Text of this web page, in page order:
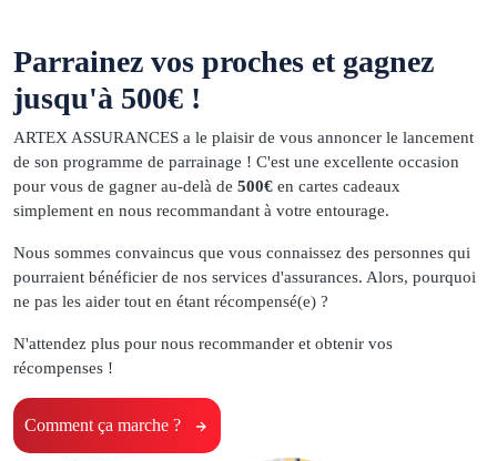
Parrainez vos proches et gagnez
jusqu'à 500€ !
ARTEX ASSURANCES a le plaisir de vous annoncer le lancement
de son programme de parrainage ! C'est une excellente occasion
pour vous de gagner au-delà de 500€ en cartes cadeaux
simplement en nous recommandant à votre entourage.
Nous sommes convaincus que vous connaissez des personnes qui
pourraient bénéficier de nos services d'assurances. Alors, pourquoi
ne pas les aider tout en étant récompensé(e) ?
N'attendez plus pour nous recommander et obtenir vos
récompenses !
Comment ça marche ?